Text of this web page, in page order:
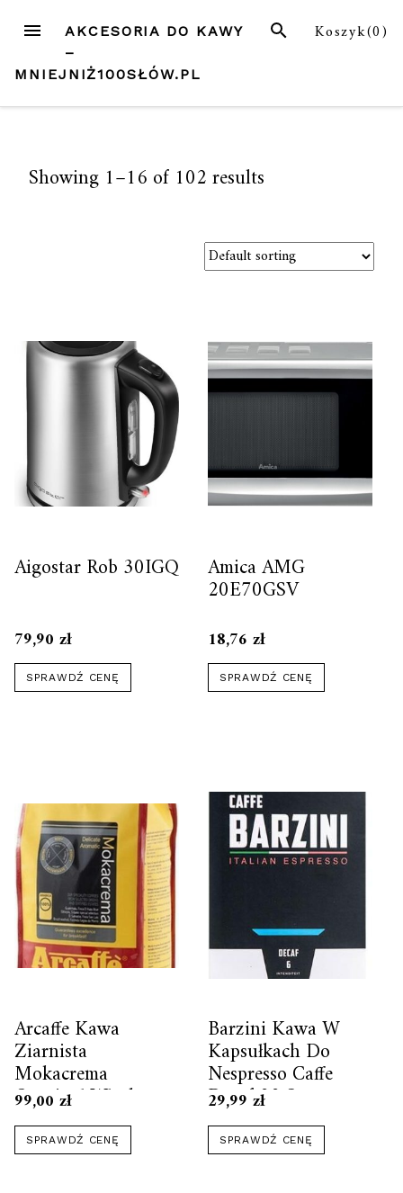
treści
MENU Koszyk(0)
SZUKAJ
AKCESORIA DO KAWY
–
MNIEJNIŻ100SŁÓW.PL
Showing 1–16 of 102 results
Aigostar Rob 30IGQ
79,90 zł
SPRAWDŹ CENĘ
Amica AMG
20E70GSV
18,76zł
SPRAWDŹ CENĘ
Arcaffe Kawa
Ziarnista
Mokacrema
Oryginał Włoska
99,00 zł
SPRAWDŹ CENĘ
Barzini Kawa W
Kapsułkach Do
Nespresso Caffe
Decaf 22 Szt.
29,99zł
SPRAWDŹ CENĘ